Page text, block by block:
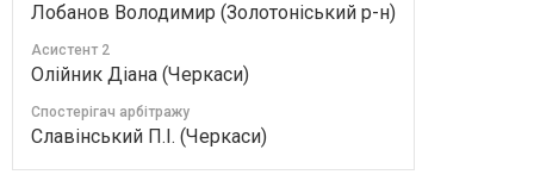
Лобанов Володимир (Золотоніський р-н)
Асистент 2
Олійник Діана (Черкаси)
Спостерігач арбітражу
Славінський П.І. (Черкаси)